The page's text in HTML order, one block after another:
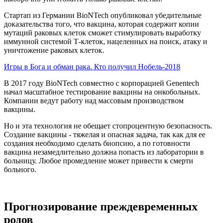
Стартап из Германии BioNTech опубликовал убедительные
доказательства того, что вакцина, которая содержит копии
мутаций раковых клеток сможет стимулировать выработку
иммунной системой Т-клеток, нацеленных на поиск, атаку и
уничтожение раковых клеток.
Игры в Бога и обман рака. Кто получил Нобель-2018
В 2017 году BioNTech совместно с корпорацией Genentech
начал масштабное тестирование вакцины на онкобольных.
Компании ведут работу над массовым производством
вакцины.
Но и эта технология не обещает стопроцентную безопасность.
Создание вакцины - тяжелая и опасная задача, так как для ее
создания необходимо сделать биопсию, а по готовности
вакцина незамедлительно должна попасть из лаборатории в
больницу. Любое промедление может привести к смерти
больного.
Прогнозирование преждевременных
родов